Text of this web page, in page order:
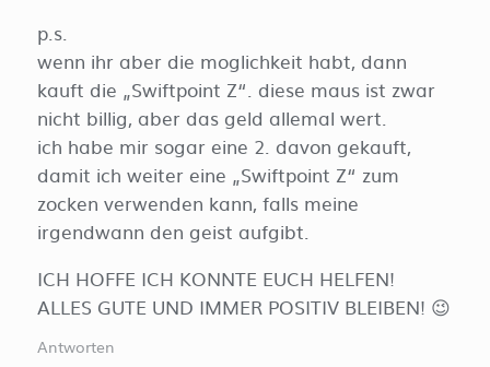
p.s.
wenn ihr aber die moglichkeit habt, dann
kauft die „Swiftpoint Z“. diese maus ist zwar
nicht billig, aber das geld allemal wert.
ich habe mir sogar eine 2. davon gekauft,
damit ich weiter eine „Swiftpoint Z“ zum
zocken verwenden kann, falls meine
irgendwann den geist aufgibt.
ICH HOFFE ICH KONNTE EUCH HELFEN!
ALLES GUTE UND IMMER POSITIV BLEIBEN! 😉
Antworten